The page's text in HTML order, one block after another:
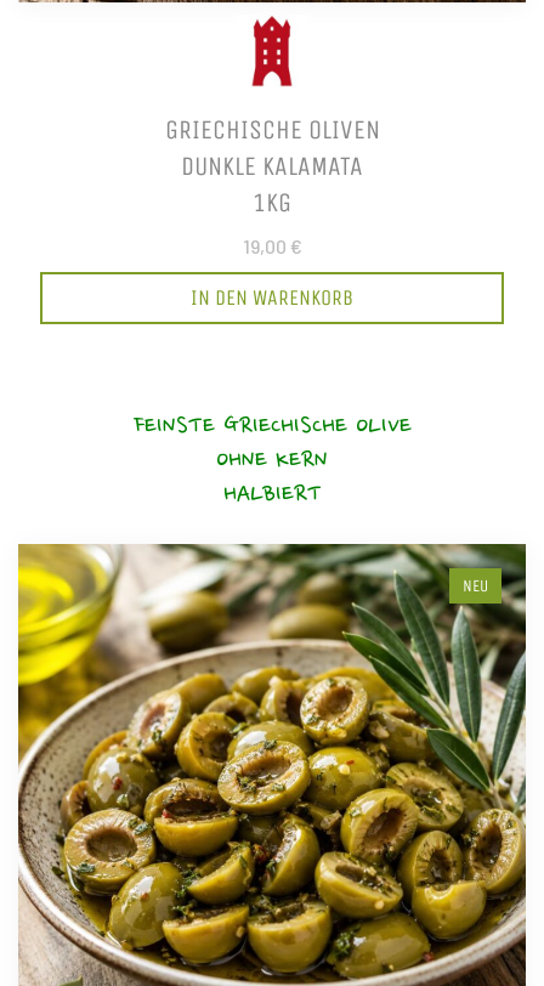
GRIECHISCHE OLIVEN
DUNKLE KALAMATA
1KG
19,00 €
IN DEN WARENKORB
FEINSTE GRIECHISCHE OLIVE
OHNE KERN
HALBIERT
NEU